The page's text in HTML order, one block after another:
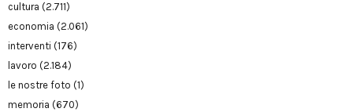
cultura (2.711)
economia (2.061)
interventi (176)
lavoro (2.184)
le nostre foto (1)
memoria (670)